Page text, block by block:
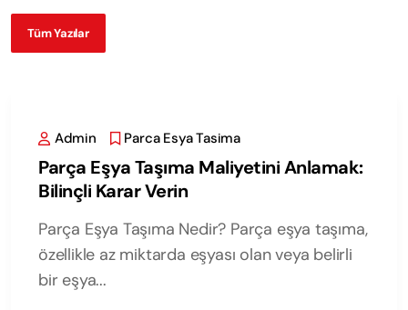
Tüm Yazılar
Admin Parca Esya Tasima
Parça Eşya Taşıma Maliyetini Anlamak:
Bilinçli Karar Verin
Parça Eşya Taşıma Nedir? Parça eşya taşıma,
özellikle az miktarda eşyası olan veya belirli
bir eşya...